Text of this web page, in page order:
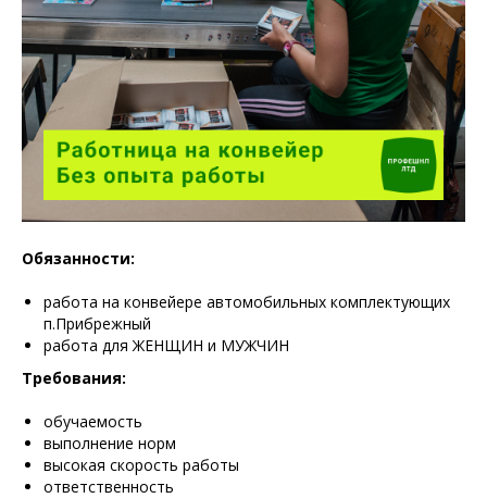
Обязанности:
работа на конвейере автомобильных комплектующих
п.Прибрежный
работа для ЖЕНЩИН и МУЖЧИН
Требования:
обучаемость
выполнение норм
высокая скорость работы
ответственность